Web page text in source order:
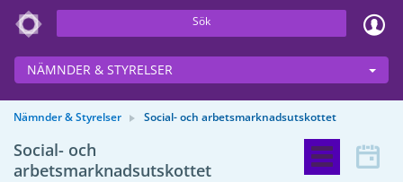
Sök
NÄMNDER & STYRELSER
Nämnder & Styrelser Social- och arbetsmarknadsutskottet
Social- och
arbetsmarknadsutskottet